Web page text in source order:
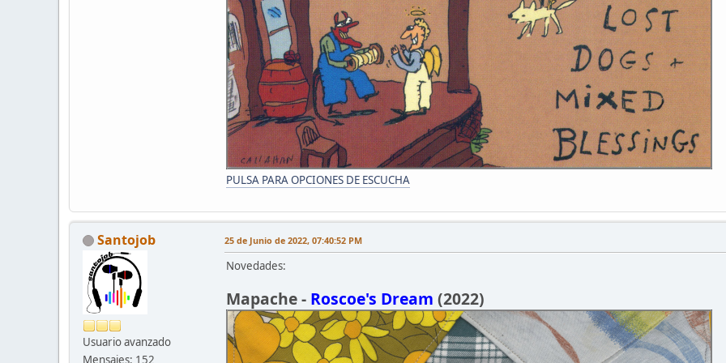
PULSA PARA OPCIONES DE ESCUCHA
Santojob
Usuario avanzado
Mensajes: 152
25 de Junio de 2022, 07:40:52 PM
Novedades:
Mapache - Roscoe's Dream (2022)